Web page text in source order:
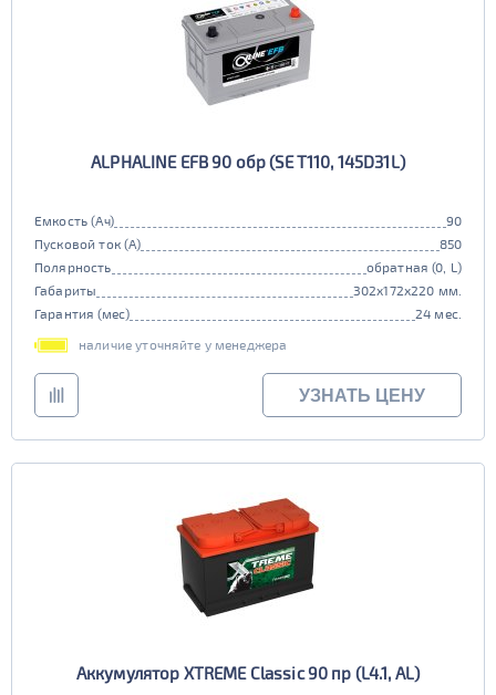
ALPHALINE EFB 90 обр (SE T110, 145D31L)
Емкость (Ач)
90
Пусковой ток (А)
850
Полярность
обратная (0, L)
Габариты
302x172x220 мм.
Гарантия (мес)
24 мес.
наличие уточняйте у менеджера
УЗНАТЬ ЦЕНУ
Аккумулятор XTREME Classic 90 пр (L4.1, AL)